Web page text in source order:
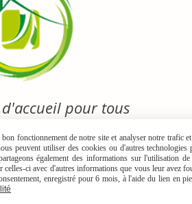
pour tous
fonctionnement de notre site et analyser notre trafic
peuvent utiliser des cookies ou d'autres
également des informations sur l'utilisation
celles-ci avec d'autres informations que vous leur avez
enregistré pour 6 mois, à l'aide du lien en